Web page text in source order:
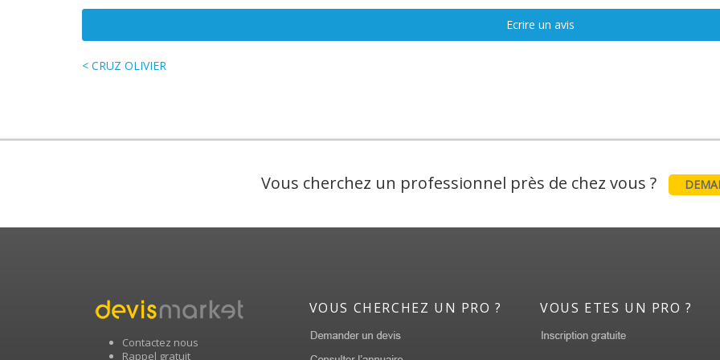
Ecrire un avis
< CRUZ OLIVIER
Vous cherchez un professionnel près de chez vous ?
Contactez nous
Rappel gratuit
VOUS CHERCHEZ UN PRO ? VOUS ETES UN PRO ?